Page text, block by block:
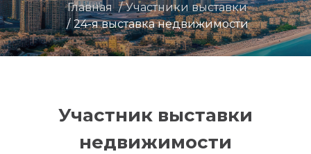
Главная
Участники выставки
24-я выставка недвижимости
Участник выставки
недвижимости